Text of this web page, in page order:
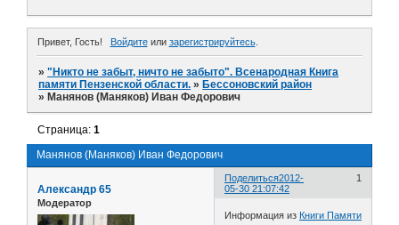
Привет, Гость! Войдитеили зарегистрируйтесь.
»"Никто не забыт, ничто не забыто". Всенародная Книга
памяти Пензенской области. » Бессоновский район
» Манянов (Маняков) Иван Федорович
Манянов (Маняков) Иван Федорович
Страница:1
Поделиться 1
2012-
05-30 21:07:42
Александр 65
Модератор
Информация из Книги Памяти